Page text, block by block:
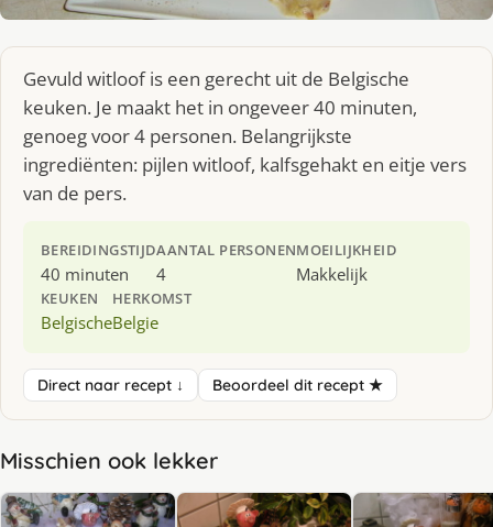
Gevuld witloof is een gerecht uit de Belgische
keuken. Je maakt het in ongeveer 40 minuten,
genoeg voor 4 personen. Belangrijkste
ingrediënten: pijlen witloof, kalfsgehakt en eitje vers
van de pers.
BEREIDINGSTIJD
40 minuten
AANTAL PERSONEN
4
MOEILIJKHEID
Makkelijk
KEUKEN
Belgische
HERKOMST
Belgie
Direct naar recept ↓ Beoordeel dit recept ★
Misschien ook lekker